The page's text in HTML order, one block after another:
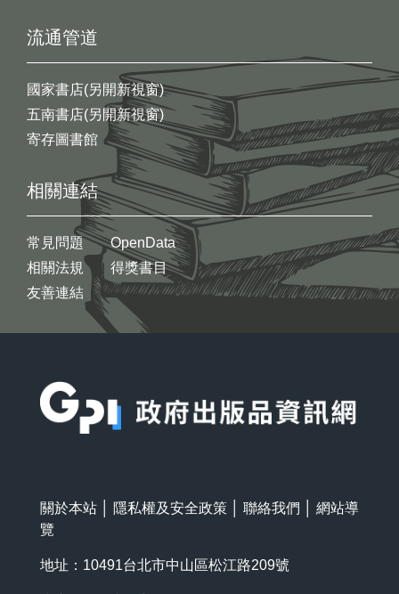
流通管道
國家書店(另開新視窗)
五南書店(另開新視窗)
寄存圖書館
相關連結
常見問題
相關法規
友善連結
OpenData
得獎書目
關於本站 隱私權及安全政策 聯絡我們
網站導
覽
地址：10491台北市中山區松江路209號